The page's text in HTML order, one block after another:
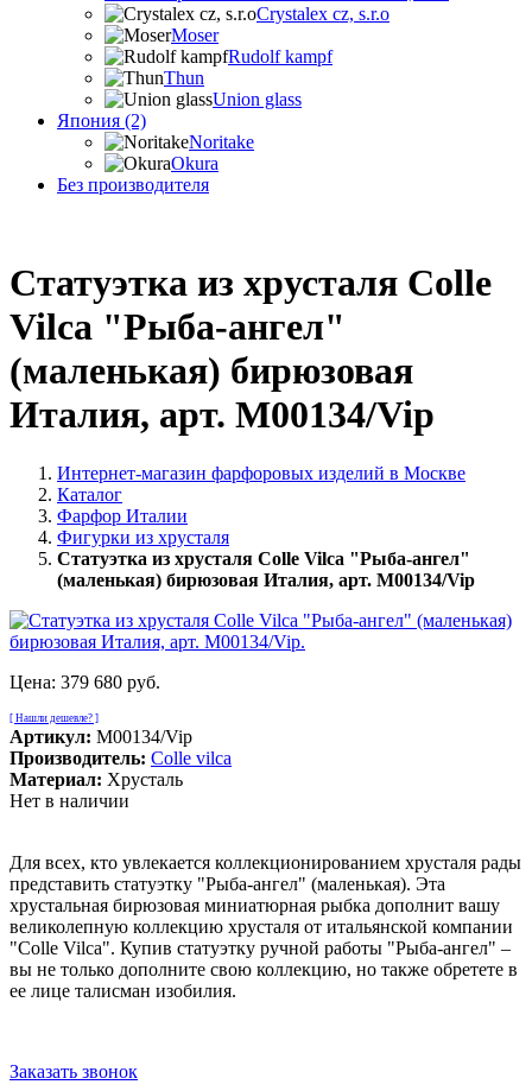
Crystalex cz, s.r.o
Moser
Rudolf kampf
Thun
Union glass
Япония (2)
Noritake
Okura
Без производителя
Статуэтка из хрусталя Colle
Vilca "Рыба-ангел"
(маленькая) бирюзовая
Италия, арт. M00134/Vip
Интернет-магазин фарфоровых изделий в Москве
Каталог
Фарфор Италии
Фигурки из хрусталя
Статуэтка из хрусталя Colle Vilca "Рыба-ангел"
(маленькая) бирюзовая Италия, арт. M00134/Vip
Цена: 379 680 руб.
[ Нашли дешевле? ]
Артикул: M00134/Vip
Производитель: Colle vilca
Материал: Хрусталь
Нет в наличии
Для всех, кто увлекается коллекционированием хрусталя рады
представить статуэтку "Рыба-ангел" (маленькая). Эта
хрустальная бирюзовая миниатюрная рыбка дополнит вашу
великолепную коллекцию хрусталя от итальянской компании
"Colle Vilca". Купив статуэтку ручной работы "Рыба-ангел" –
вы не только дополните свою коллекцию, но также обретете в
ее лице талисман изобилия.
Заказать звонок